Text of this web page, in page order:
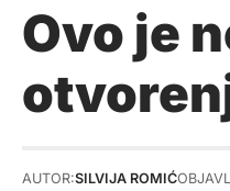
Ovo je
AUTOR:SILVIJA ROMIĆ